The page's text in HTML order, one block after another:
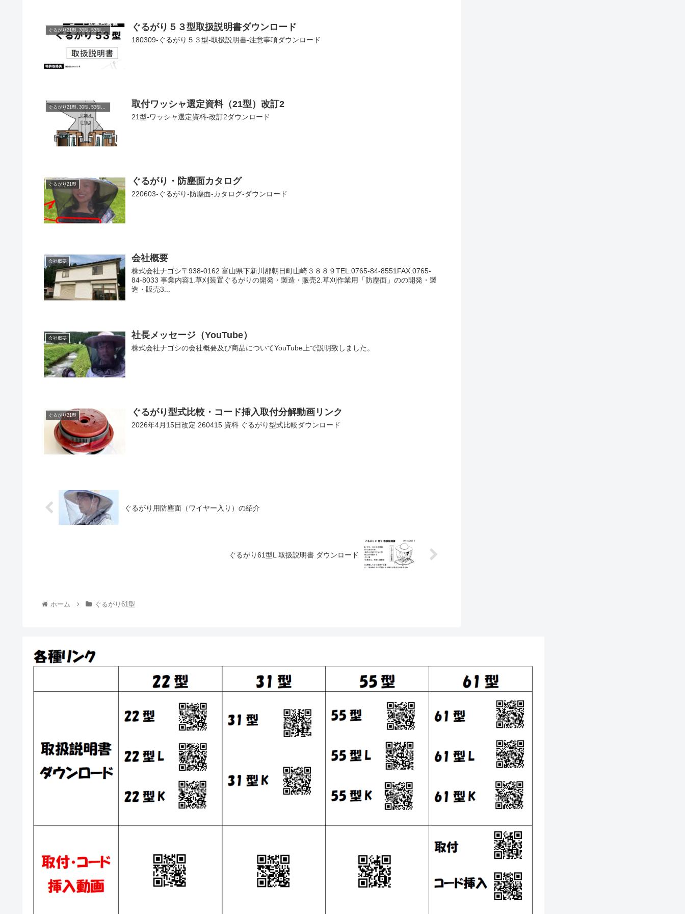
ぐるがり５３型取扱説明書ダウンロード
180309-ぐるがり５３型-取扱説明書-注意事項ダウンロード
取付ワッシャ選定資料（21型）改訂2
21型-ワッシャ選定資料-改訂2ダウンロード
ぐるがり21型 ぐるがり・防塵面カタログ
220603-ぐるがり-防塵面-カタログ-ダウンロード
会社概要 会社概要
株式会社ナゴシ〒938-0162 富山県下新川郡朝日町山崎３８８９TEL:0765-84-8551FAX:0765-
84-8033 事業内容1.草刈装置ぐるがりの開発・製造・販売2.草刈作業用「防塵面」のの開発・製
造・販売3...
会社概要 社長メッセージ（YouTube）
株式会社ナゴシの会社概要及び商品についてYouTube上で説明致しました。
ぐるがり21型 ぐるがり型式比較・コード挿入取付分解動画リンク
2026年4月15日改定 260415 資料 ぐるがり型式比較ダウンロード
ぐるがり用防塵面（ワイヤー入り）の紹介
ぐるがり61型L 取扱説明書 ダウンロード
ホーム ぐるがり61型